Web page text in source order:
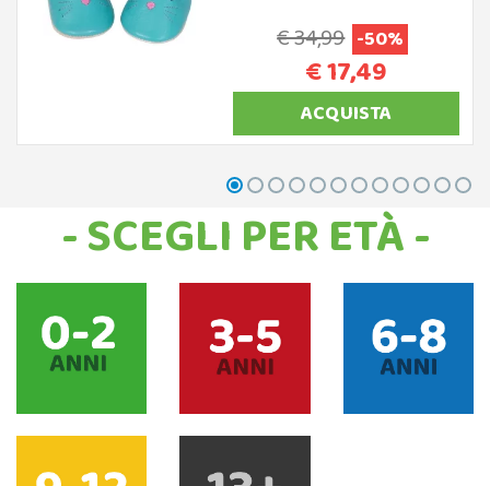
€ 34,99 -50%
€ 17,49
ACQUISTA
- SCEGLI PER ETÀ -